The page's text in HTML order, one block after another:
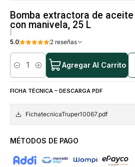
Bomba extractora de
con manivela, 25 L
5.0
2 reseñas
Cantidad
Agregar Al Carrito
FICHA TÉCNICA – DESCARGA PDF
FichatecnicaTruper10067.pdf
MÉTODOS DE PAGO